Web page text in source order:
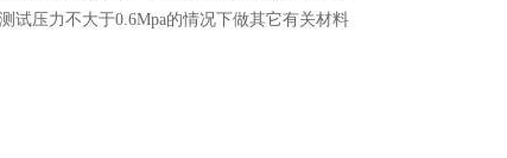
试压力不大于0.6Mpa的情况下做其它有关材料